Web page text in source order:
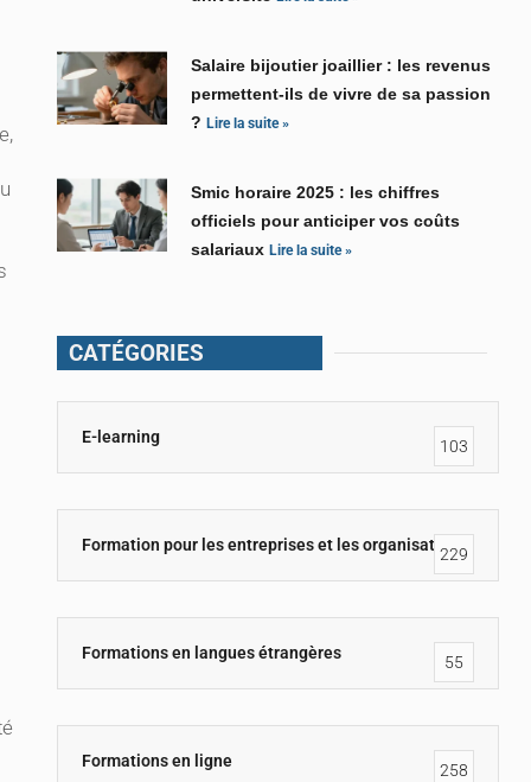
Salaire bijoutier joaillier : les revenus
permettent-ils de vivre de sa passion
?Lire la suite »
Smic horaire 2025 : les chiffres
officiels pour anticiper vos coûts
salariauxLire la suite »
CATÉGORIES
E-learning 103
Formation pour les entreprises et les organisations
229
Formations en langues étrangères 55
Formations en ligne 258